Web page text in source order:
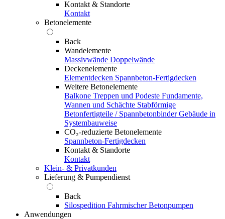
Kontakt & Standorte
Kontakt
Betonelemente
Back
Wandelemente
Massivwände Doppelwände
Deckenelemente
Elementdecken Spannbeton-Fertigdecken
Weitere Betonelemente
Balkone Treppen und Podeste Fundamente,
Wannen und Schächte Stabförmige
Betonfertigteile / Spannbetonbinder Gebäude in
Systembauweise
CO₂-reduzierte Betonelemente
Spannbeton-Fertigdecken
Kontakt & Standorte
Kontakt
Klein- & Privatkunden
Lieferung & Pumpendienst
Back
Silospedition Fahrmischer Betonpumpen
Anwendungen